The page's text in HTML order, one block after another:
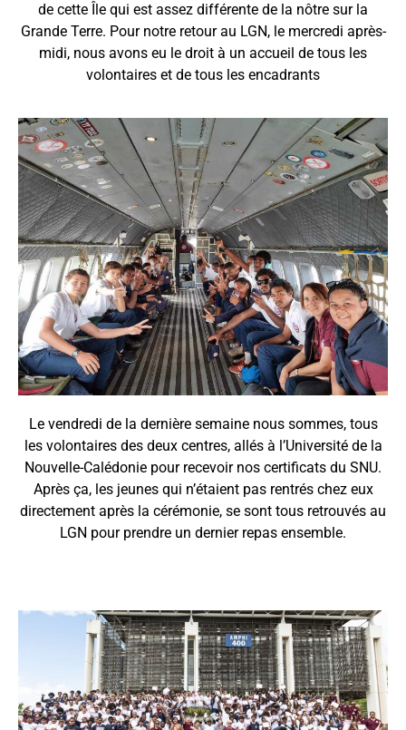
de cette Île qui est assez différente de la nôtre sur la
Grande Terre. Pour notre retour au LGN, le mercredi après-
midi, nous avons eu le droit à un accueil de tous les
volontaires et de tous les encadrants
Le vendredi de la dernière semaine nous sommes, tous
les volontaires des deux centres, allés à l’Université de la
Nouvelle-Calédonie pour recevoir nos certificats du SNU.
Après ça, les jeunes qui n’étaient pas rentrés chez eux
directement après la cérémonie, se sont tous retrouvés au
LGN pour prendre un dernier repas ensemble.